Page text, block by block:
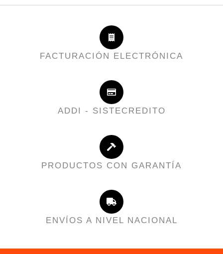
FACTURACIÓN ELECTRÓNICA
ADDI - SISTECREDITO
PRODUCTOS CON GARANTÍA
ENVÍOS A NIVEL NACIONAL